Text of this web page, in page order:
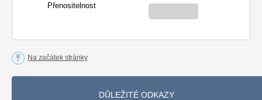
Přenositelnost
Na začátek stránky
DŮLEŽITÉ ODKAZY